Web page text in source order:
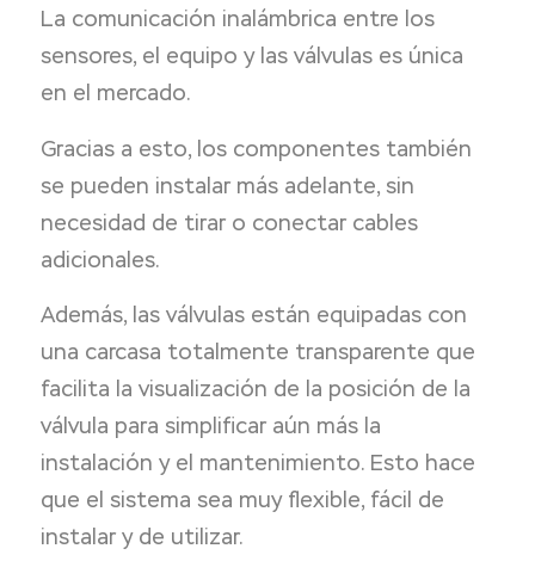
La comunicación inalámbrica entre los
sensores, el equipo y las válvulas es única
en el mercado.
Gracias a esto, los componentes también
se pueden instalar más adelante, sin
necesidad de tirar o conectar cables
adicionales.
Además, las válvulas están equipadas con
una carcasa totalmente transparente que
facilita la visualización de la posición de la
válvula para simplificar aún más la
instalación y el mantenimiento. Esto hace
que el sistema sea muy flexible, fácil de
instalar y de utilizar.